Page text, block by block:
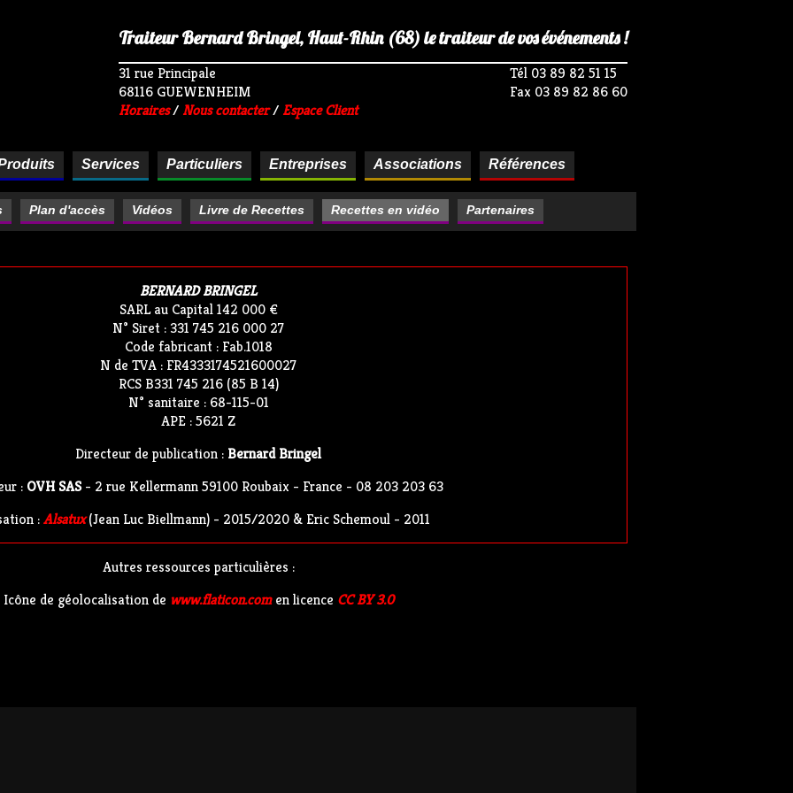
Traiteur Bernard Bringel, Haut-Rhin (68) le traiteur de vos événements !
Tél 03 89 82 51 15
Fax 03 89 82 86 60
31 rue Principale
68116 GUEWENHEIM
Horaires/ Nous contacter/ Espace Client
Services Particuliers Entreprises Associations Références
Plan d'accès Vidéos Livre de Recettes Recettes en vidéo Partenaires
BERNARD BRINGEL
SARL au Capital 142 000 €
N° Siret : 331 745 216 000 27
Code fabricant : Fab.1018
N de TVA : FR4333174521600027
RCS B331 745 216 (85 B 14)
N° sanitaire : 68-115-01
APE : 5621 Z
Directeur de publication : Bernard Bringel
: OVH SAS- 2 rue Kellermann 59100 Roubaix - France - 08 203 203 63
:Alsatux(Jean Luc Biellmann) - 2015/2020 & Eric Schemoul - 2011
Autres ressources particulières :
Icône de géolocalisation de www.flaticon.comen licence CC BY 3.0